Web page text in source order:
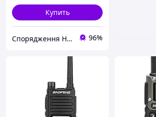
Купить
Спорядження Hazardous 96%